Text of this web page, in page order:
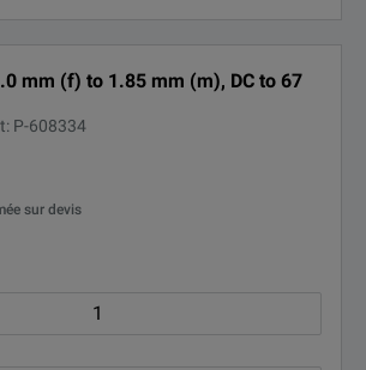
mm (f) to 1.85 mm (m), DC to 67
P-608334
sur devis